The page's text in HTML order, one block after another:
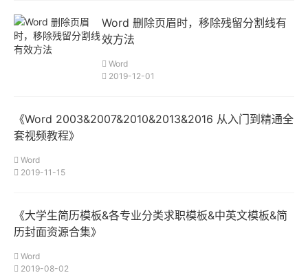
Word 删除页眉时，移除残留分割线有
效方法
Word
2019-12-01
《Word 2003&2007&2010&2013&2016 从入门到精通全
套视频教程》
Word
2019-11-15
《大学生简历模板&各专业分类求职模板&中英文模板&简
历封面资源合集》
Word
2019-08-02